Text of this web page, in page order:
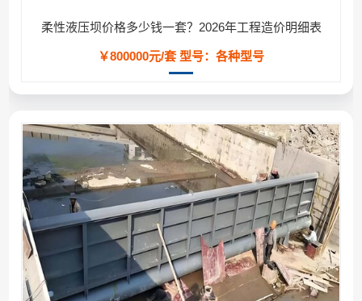
柔性液压坝价格多少钱一套？2026年工程造价明细表
￥800000元/套型号：各种型号